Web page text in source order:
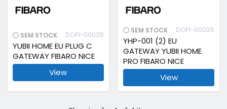
SEM STOCK DOFI-00025
YUBII HOME EU PLUG C
GATEWAY FIBARO NICE
View
SEM STOCK DOFI-00026
YHP-001 (2) EU
GATEWAY YUBII HOME
PRO FIBARO NICE
View